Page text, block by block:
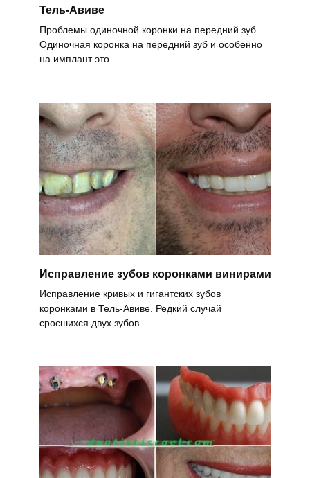
Тель-Авиве
Проблемы одиночной коронки на передний зуб.
Одиночная коронка на передний зуб и особенно
на имплант это
Исправление зубов коронками винирами
Исправление кривых и гигантских зубов
коронками в Тель-Авиве. Редкий случай
сросшихся двух зубов.